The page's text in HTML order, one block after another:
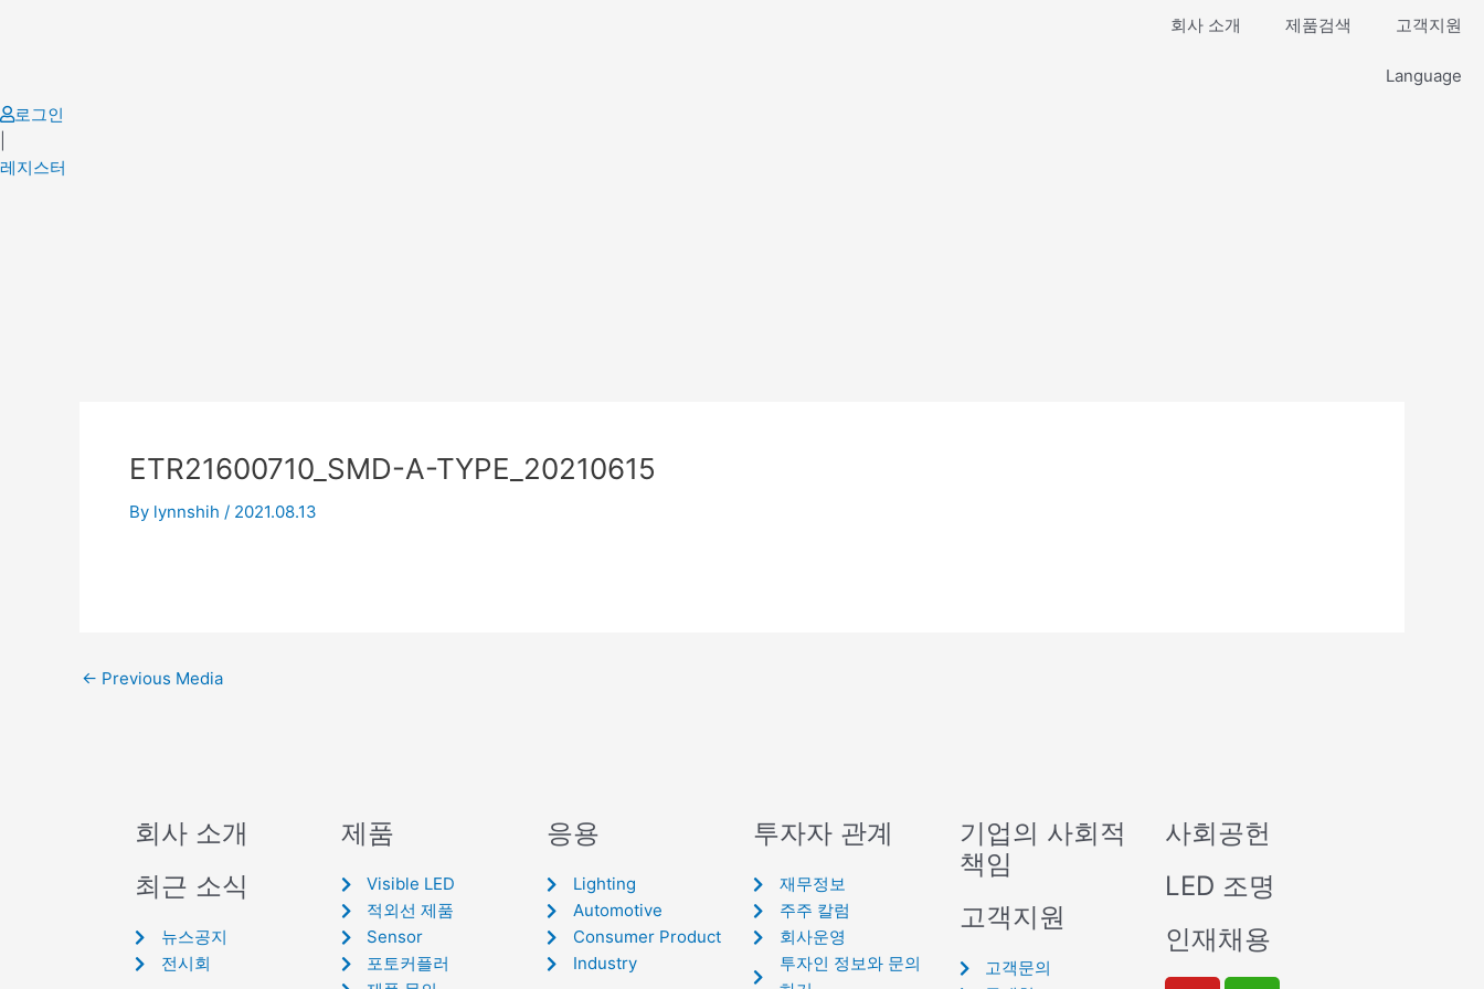
회사 소개 제품검색 고객지원
Language
로그인
레지스터
ETR21600710_SMD-A-TYPE_20210615
By lynnshih / 2021.08.13
← Previous Media
회사 소개
최근 소식
뉴스공지
전시회
제품
Visible LED
적외선 제품
Sensor
포토커플러
응용
Lighting
Automotive
Consumer Product
Industry
투자자 관계
재무정보
주주 칼럼
회사운영
투자인 정보와 문의
기업의 사회적
책임
고객지원
고객문의
사회공헌
LED 조명
인재채용